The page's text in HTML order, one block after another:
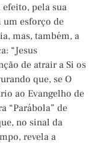
pela sua
um esforço de
mas, também, a
“Jesus
de atrair a Si os
que, se O
ao Evangelho de
“Parábola” de
no sinal da
revela a